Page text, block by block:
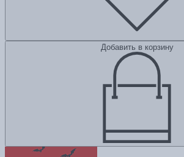
Добавить в корзину